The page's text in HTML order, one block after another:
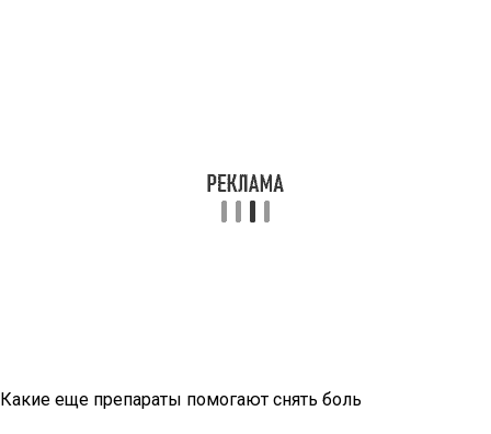
Какие еще препараты помогают снять боль